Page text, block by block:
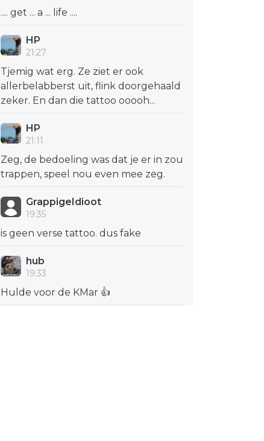
.... get ... a ... life ....
HP
21:27
Tjemig wat erg. Ze ziet er ook
allerbelabberst uit, flink doorgehaald
zeker. En dan die tattoo ooooh...
HP
21:11
Zeg, de bedoeling was dat je er in zou
trappen, speel nou even mee zeg.
GrappigeIdioot
19:35
is geen verse tattoo. dus fake
hub
19:33
Hulde voor de KMar 👍